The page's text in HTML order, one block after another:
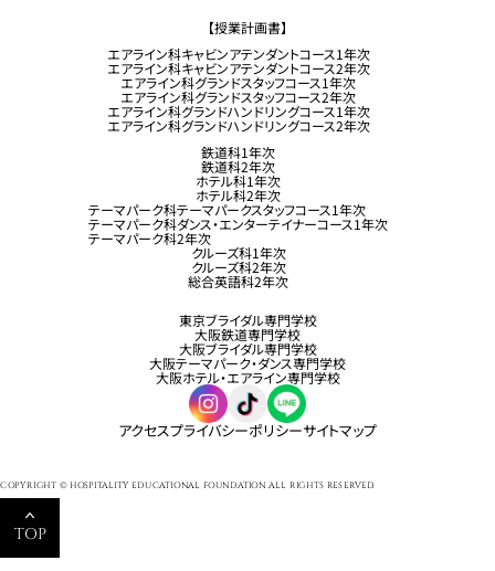
【授業計画書】
エアライン科キャビンアテンダントコース1年次
エアライン科キャビンアテンダントコース2年次
エアライン科グランドスタッフコース1年次
エアライン科グランドスタッフコース2年次
エアライン科グランドハンドリングコース1年次
エアライン科グランドハンドリングコース2年次
鉄道科1年次
鉄道科2年次
ホテル科1年次
ホテル科2年次
テーマパーク科テーマパークスタッフコース1年次
テーマパーク科ダンス・エンターテイナーコース1年次
テーマパーク科2年次
クルーズ科1年次
クルーズ科2年次
総合英語科2年次
東京ブライダル専門学校
大阪鉄道専門学校
大阪ブライダル専門学校
大阪テーマパーク・ダンス専門学校
大阪ホテル・エアライン専門学校
アクセスプライバシーポリシーサイトマップ
COPYRIGHT © HOSPITALITY EDUCATIONAL FOUNDATION ALL RIGHTS RESERVED.
TOP